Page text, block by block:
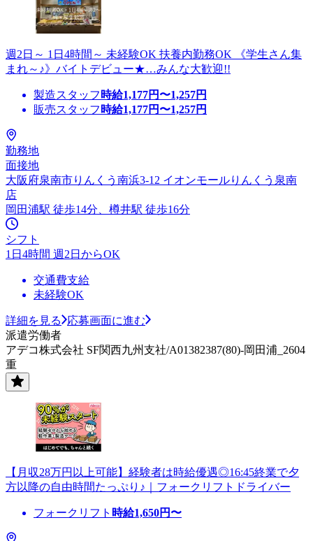
週2日～ 1日4時間～ 未経験OK 扶養内勤務OK 《学生さん集
まれ～♪》バイトデビュー★…みんな大歓迎!!
製造スタッフ 時給1,177円〜1,257円
販売スタッフ 時給1,177円〜1,257円
勤務地
面接地
大阪府泉南市りんくう南浜3-12 イオンモールりんくう泉南
店
岡田浦駅 徒歩14分、樽井駅 徒歩16分
シフト
1日4時間 週2日からOK
交通費支給
未経験OK
詳細を見る
応募画面に進む
派遣労働者
アデコ株式会社 SF関西九州支社/A01382387(80)-岡田浦_2604
重
【月収28万円以上可能】経験者は時給優遇◎16:45終業で夕
方以降の自由時間たっぷり♪｜フォークリフトドライバー
フォークリフト 時給1,650円〜